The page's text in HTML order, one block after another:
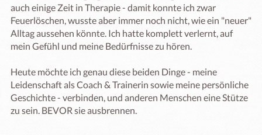
auch einige Zeit in Therapie - damit konnte ich zwar
Feuerlöschen, wusste aber immer noch nicht, wie ein "neuer"
Alltag aussehen könnte. Ich hatte komplett verlernt, auf
mein Gefühl und meine Bedürfnisse zu hören.
Heute möchte ich genau diese beiden Dinge - meine
Leidenschaft als Coach & Trainerin sowie meine persönliche
Geschichte - verbinden, und anderen Menschen eine Stütze
zu sein. BEVOR sie ausbrennen.